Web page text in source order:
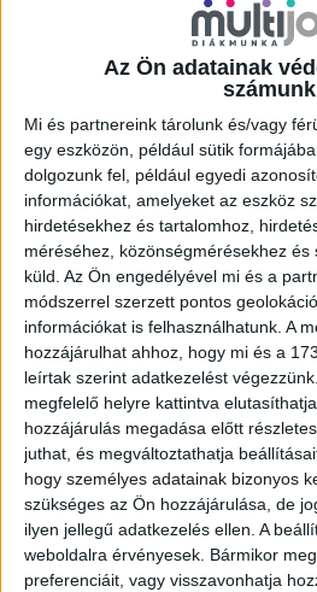
Az Ön adatainak
Mi és partnereink tárolunk és/vagy
egy eszközön, például sütik
dolgozunk fel, például egyedi
információkat, amelyeket az eszköz
hirdetésekhez és tartalomhoz,
méréséhez, közönségmérésekhez és
küld. Az Ön engedélyével mi és a
módszerrel szerzett pontos
információkat is felhasználhatunk. A
hozzájárulhat ahhoz, hogy mi és a
leírtak szerint adatkezelést
megfelelő helyre kattintva
hozzájárulás megadása előtt
juthat, és megváltoztathatja
hogy személyes adatainak bizonyos
szükséges az Ön hozzájárulása, de
ilyen jellegű adatkezelés ellen. A
weboldalra érvényesek. Bármikor
preferenciáit, vagy visszavonhatja
több étterem közül
személyzeti kaja
McCard kedvezmények
fejlődési lehetőség, ha
maradnál
És itt a legjobb rész:
Nem kell kivárnod a
pénzhez juss.
AQuickPayszolgáltatással
elkérheted a fizud.
Igen, tényleg!
Plusz számíthatsz extra
ünnepnapi műszakoknál is.*
25 év alatt pedig a bruttó
nettód is.